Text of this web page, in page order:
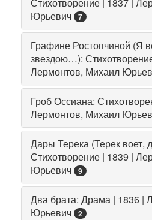
Юрьевич
7
Графине Ростопчиной (Я
звездою…):
Лермонтов, Михаил
Гроб Оссиана:
Лермонтов, Михаил
Дары Терека (Терек воет,
Стихотворение | 1839 |
Юрьевич
9
Два брата: Драма | 1836 |
Юрьевич
2